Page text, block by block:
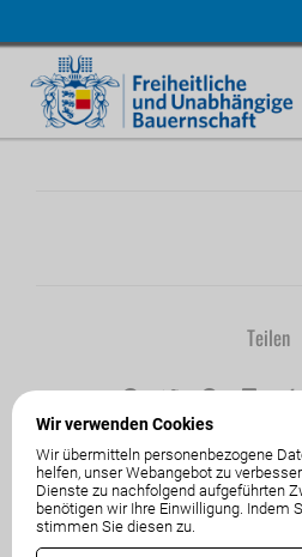
Navigation
Wir verwenden Cookies
Wir übermitteln personenbezogene
helfen, unser Webangebot zu
Dienste zu nachfolgend aufgeführten
benötigen wir Ihre Einwilligung. Indem
stimmen Sie diesen zu.
Teilen
01.Jänner1970von